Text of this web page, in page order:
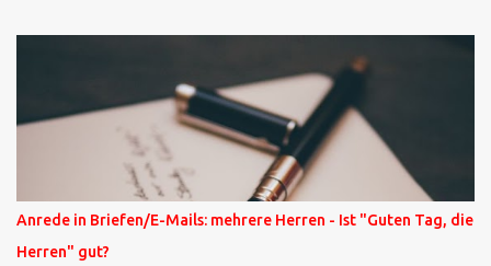
was ich zu deinem Inhalt zu sagen hatte." Diese
Nachrichtenfunktion wird 'angestoßen' in dem 'mein' Blog an die
'TrackbackURL' des Anderen einen 'Ping' schickt, d.h. ein paar
Parameter übergibt (URL meines Eintrags, Kurzzitat meines
Beitrags). Praktisch muss man nichts Anderes tun, als die
TrackbackURL beim Schreiben meines Beitrags in ein bestimmtes
Feld in meinem 'Blog-Redaktionssystem' einzufügen. Trackbacks
und TrackbackURLs sind heute recht selten. Das Trackback-
Anrede in Briefen/E-Mails: mehrere Herren - Ist "Guten Tag, die
Herren" gut?